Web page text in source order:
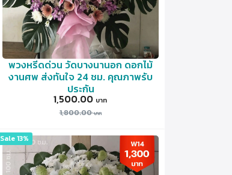
พวงหรีดด่วน วัดบางนานอก ดอกไม้
งานศพ ส่งทันใจ 24 ชม. คุณภาพรับ
ประกัน
1,800.00
1,500.00
Sale 13%